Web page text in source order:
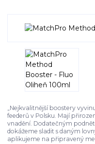
„Nejkvalitnější boostery
feederů v Polsku. Mají
vnadění. Dodatečným
dokážeme sladit s daným
aplikujeme na připravený